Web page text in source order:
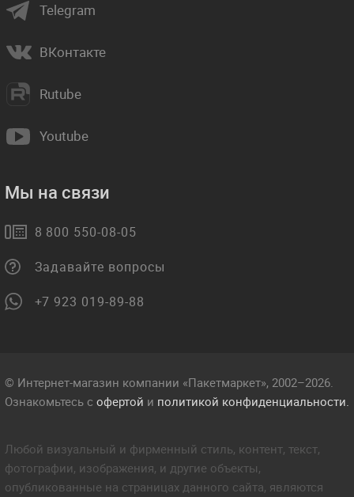
Telegram
ВКонтакте
Rutube
Youtube
Мы на связи
8 800 550-08-05
Задавайте вопросы
+7 923 019-89-88
© Интернет-магазин компании «Пакетмаркет», 2002–2026.
Ознакомьтесь с офертой и политикой конфиденциальности.
Любой визуальный и фирменный стиль, контент, текст,
фотографии, изображения, и другие объекты,
опубликованные на страницах данного сайта, являются